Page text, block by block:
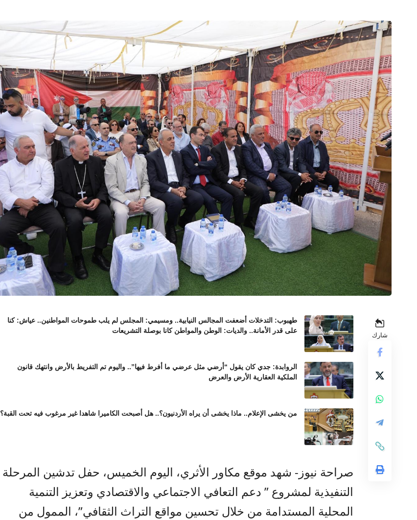
شارك
طهبوب: التدخلات أضعفت المجالس النيابية.. ومسيمي: المجلس لم يلب طموحات المواطنين.. عياش: كنا
على قدر الأمانة.. والديات: الوطن والمواطن كانا بوصلة التشريعات
الروابدة: جدي كان يقول “أرضي مثل عرضي ما أفرط فيها”.. واليوم تم التفريط بالأرض وانتهك قانون
الملكية العقارية الأرض والعرض
من يخشى الإعلام.. ماذا يخشى أن يراه الأردنيون؟.. هل أصبحت الكاميرا شاهدا غير مرغوب فيه تحت القبة؟
صراحة نيوز- شهد موقع مكاور الأثري، اليوم الخميس، حفل تدشين المرحلة
التنفيذية لمشروع ” دعم التعافي الاجتماعي والاقتصادي وتعزيز التنمية
المحلية المستدامة من خلال تحسين مواقع التراث الثقافي”، الممول من